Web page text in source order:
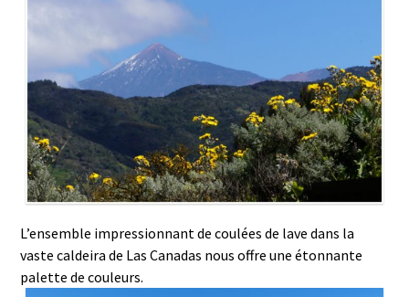
L’ensemble impressionnant de coulées de lave dans la
vaste caldeira de Las Canadas nous offre une étonnante
palette de couleurs.